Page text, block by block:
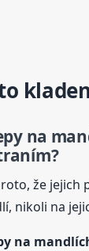
na
že jejich
nikoli na
na